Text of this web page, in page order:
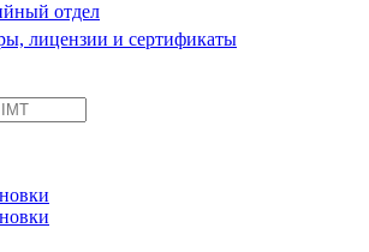
отдел
лицензии и сертификаты